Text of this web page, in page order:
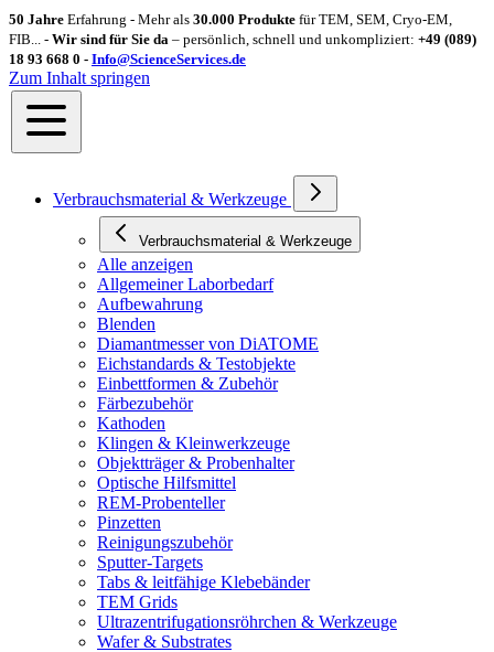
50 Jahre Erfahrung - Mehr als 30.000 Produkte für TEM, SEM, Cryo-EM,
FIB... - Wir sind für Sie da – persönlich, schnell und unkompliziert: +49 (089)
18 93 668 0 - Info@ScienceServices.de
Zum Inhalt springen
Verbrauchsmaterial & Werkzeuge
Verbrauchsmaterial & Werkzeuge
Alle anzeigen
Allgemeiner Laborbedarf
Aufbewahrung
Blenden
Diamantmesser von DiATOME
Eichstandards & Testobjekte
Einbettformen & Zubehör
Färbezubehör
Kathoden
Klingen & Kleinwerkzeuge
Objektträger & Probenhalter
Optische Hilfsmittel
REM-Probenteller
Pinzetten
Reinigungszubehör
Sputter-Targets
Tabs & leitfähige Klebebänder
TEM Grids
Ultrazentrifugationsröhrchen & Werkzeuge
Wafer & Substrates